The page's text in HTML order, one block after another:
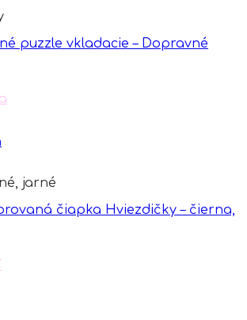
puzzle vkladacie – Dopravné
jarné
čiapka Hviezdičky – čierna,